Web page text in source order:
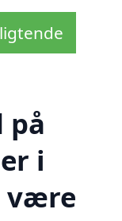
på
i
være